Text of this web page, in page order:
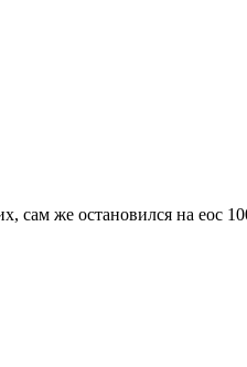
сам же остановился на еос